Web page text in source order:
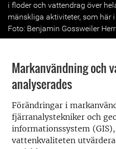
i floder och vattendrag över
mänskliga aktiviteter, som här
Foto: Benjamin Gossweiler
Markanvändning och
analyserades
Förändringar i
fjärranalystekniker och
informationssystem
vattenkvaliteten